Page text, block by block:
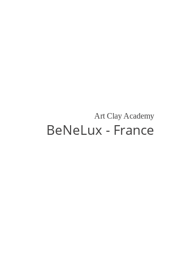
Art Clay Academy
BeNeLux - France